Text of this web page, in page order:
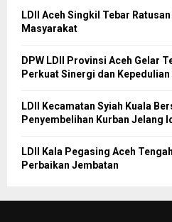
LDII Aceh Singkil Tebar
Masyarakat
DPW LDII Provinsi Aceh Gelar
Perkuat Sinergi dan Kepedulian
LDII Kecamatan Syiah Kuala
Penyembelihan Kurban Jelang
LDII Kala Pegasing Aceh
Perbaikan Jembatan